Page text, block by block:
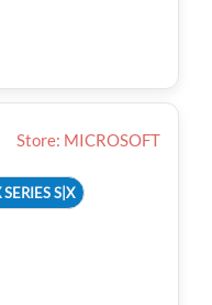
Store: MICROSOFT
SERIES S|X